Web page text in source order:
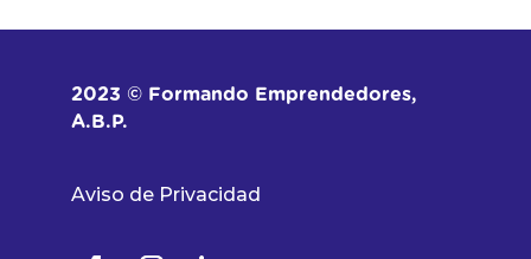
2023 © Formando Emprendedores,
A.B.P.
Aviso de Privacidad